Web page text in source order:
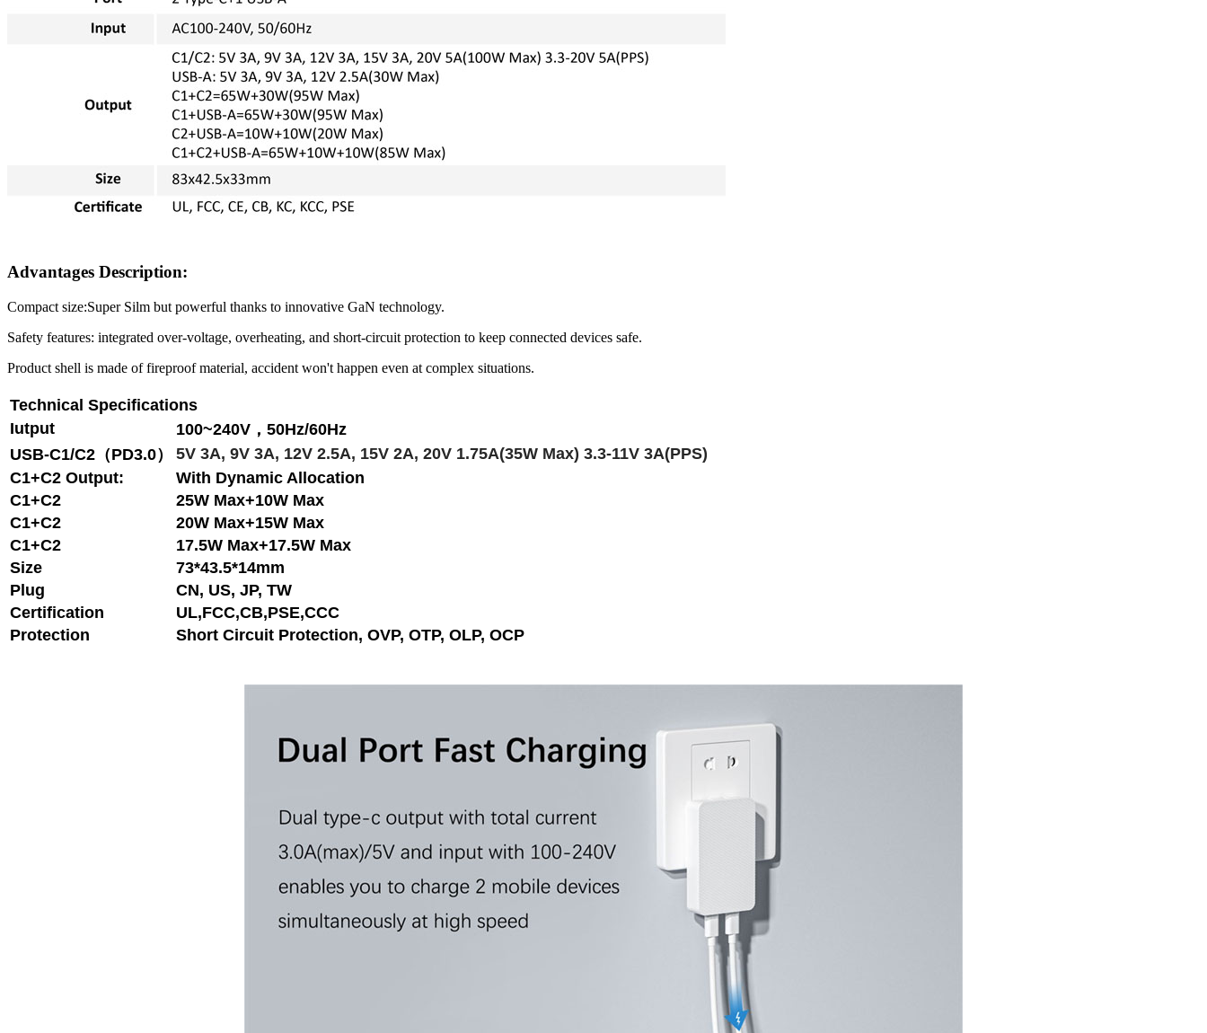
Advantages Description:
Compact size:Super Silm but powerful thanks to innovative GaN technology.
Safety features: integrated over-voltage, overheating, and short-circuit protection to keep connected devices safe.
Product shell is made of fireproof material, accident won't happen even at complex situations.
Technical Specifications
Iutput
100~240V，50Hz/60Hz
USB-C1/C2（PD3.0）
5V 3A, 9V 3A, 12V 2.5A, 15V 2A, 20V 1.75A(35W Max) 3.3-11V 3A(PPS)
C1+C2 Output:
With Dynamic Allocation
C1+C2
25W Max+10W Max
C1+C2
20W Max+15W Max
C1+C2
17.5W Max+17.5W Max
Size
73*43.5*14mm
Plug
CN, US, JP, TW
Certification
UL,FCC,CB,PSE,CCC
Protection
Short Circuit Protection, OVP, OTP, OLP, OCP